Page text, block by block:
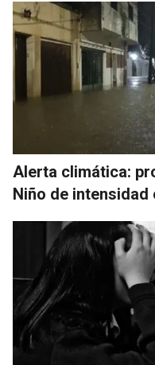
Alerta climática:
Niño de intensidad